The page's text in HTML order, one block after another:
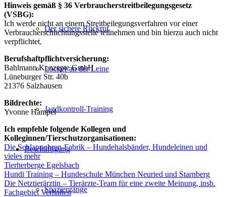
Der sichere Rückruf
Locker an der Leine
Jagdkontroll-Training
Beschäftigung
Spaziergänge
Hinweis gemäß § 36 Verbraucherstreitbeilegungsgesetz
(VSBG):
Ich werde nicht an einem Streitbeilegungsverfahren vor einer
Verbraucherschlichtungsstelle teilnehmen und bin hierzu auch nicht
verpflichtet.
Berufshaftpflichtversicherung:
Bahlmann Konzepte GmbH
Lüneburger Str. 40b
21376 Salzhausen
Bildrechte:
Yvonne Hampel
Ich empfehle folgende Kollegen und
Kolleginnen/Tierschutzorganisationen:
Die Schlappohren-Fabrik – Hundehalsbänder, Hundeleinen und
vieles mehr
Tierherberge Egelsbach
Hundi Training – Hundeschule München Neuried und Starnberg
Die Netztierärztin – Tierärzte-Team für eine zweite Meinung, insb.
Fachgebiet Verhalten